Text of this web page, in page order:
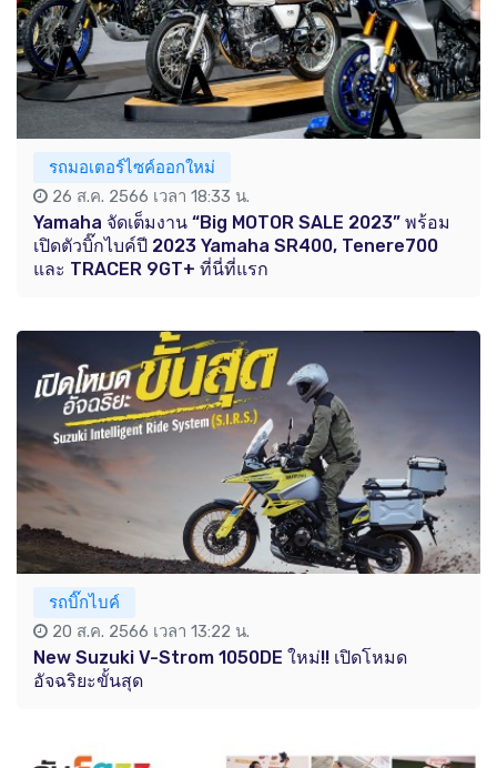
รถมอเตอร์ไซค์ออกใหม่
26 ส.ค. 2566 เวลา 18:33 น.
Yamaha จัดเต็มงาน “Big MOTOR SALE 2023” พร้อม
เปิดตัวบิ๊กไบค์ปี 2023 Yamaha SR400, Tenere700
และ TRACER 9GT+ ที่นี่ที่แรก
รถบิ๊กไบค์
20 ส.ค. 2566 เวลา 13:22 น.
New Suzuki V-Strom 1050DE ใหม่!! เปิดโหมด
อัจฉริยะขั้นสุด